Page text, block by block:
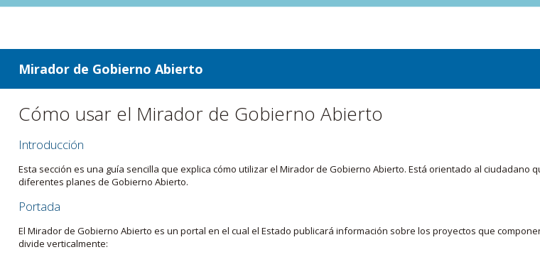
ir a contenido
ir al menú
Mirador de Gobierno Abierto
Cómo usar el Mirador de Gobierno Abierto
Introducción
Esta sección es una guía sencilla que explica cómo utilizar el Mirador de Gobierno Abierto. Está orientado al
diferentes planes de Gobierno Abierto.
Portada
El Mirador de Gobierno Abierto es un portal en el cual el Estado publicará información sobre los proyectos que
divide verticalmente: